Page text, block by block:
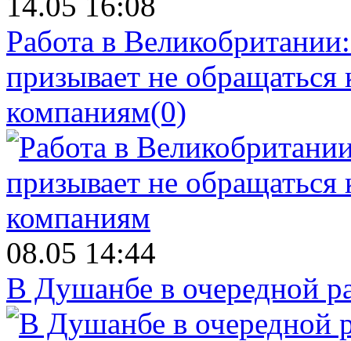
Работа в
призывает не
компаниям(0)
08.05 14:44
В Душанбе в очередной